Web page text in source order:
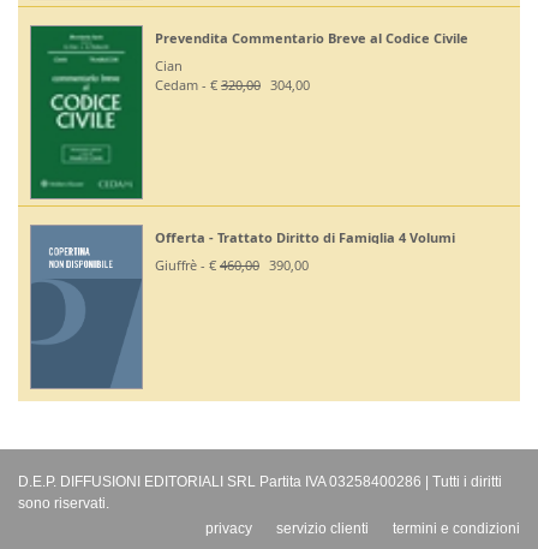
Prevendita Commentario Breve al Codice Civile
Cian
Cedam - € 320,00 304,00
Offerta - Trattato Diritto di Famiglia 4 Volumi
Giuffrè - € 460,00 390,00
D.E.P. DIFFUSIONI EDITORIALI SRL Partita IVA 03258400286 | Tutti i diritti
sono riservati.
termini e condizioni
servizio clienti
privacy